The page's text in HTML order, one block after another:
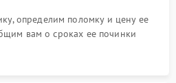
определим поломку и цену ее
вам о сроках ее починки